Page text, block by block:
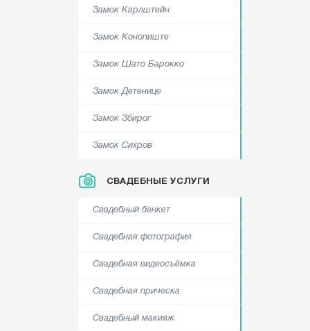
Замок Карлштейн
Замок Конопиште
Замок Шато Барокко
Замок Детенице
Замок Збирог
Замок Сихров
СВАДЕБНЫЕ УСЛУГИ
Свадебный банкет
Свадебная фотография
Свадебная видеосъёмка
Свадебная прическа
Свадебный макияж